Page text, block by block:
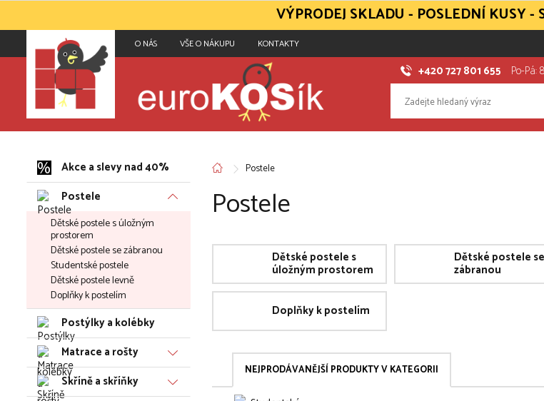
O NÁS VŠE O NÁKUPU KONTAKTY
+420 727 801 655 Po-Pá:
Akce a slevy nad 40%
Postele
Dětské postele s úložným
prostorem
Dětské postele se zábranou
Studentské postele
Dětské postele levně
Doplňky k postelím
Postýlky a kolébky
Matrace a rošty
Skříně a skříňky
Postele
Postele
Dětské postele s
úložným prostorem
Dětské postele se
zábranou
Doplňky k postelím
NEJPRODÁVANĚJŠÍ PRODUKTY V KATEGORII
VÝPRODEJ SKLADU - POSLEDNÍ KUSY